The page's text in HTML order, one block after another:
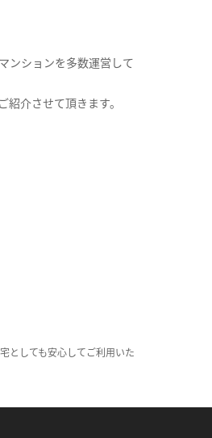
ンションを多数運営して
介させて頂きます。
としても安心してご利用いた